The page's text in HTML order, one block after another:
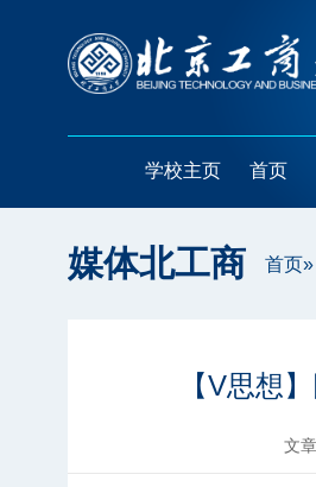
学校主页 首页
媒体北工商 首页»
【V思想
文